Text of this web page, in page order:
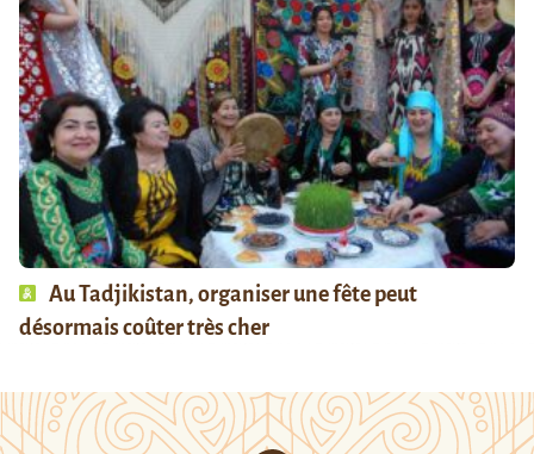
Au Tadjikistan, organiser une fête peut
désormais coûter très cher